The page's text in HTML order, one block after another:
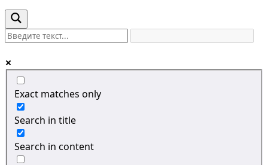
Exact matches only
Search in title
Search in content